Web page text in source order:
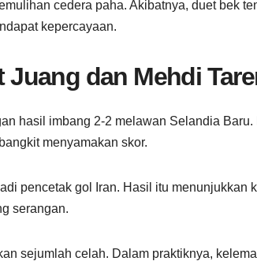
cedera paha. Akibatnya, duet bek
kepercayaan.
Juang dan Mehdi
hasil imbang 2-2 melawan Selandia
menyamakan skor.
pencetak gol Iran. Hasil itu menunjukkan
serangan.
sejumlah celah. Dalam praktiknya,